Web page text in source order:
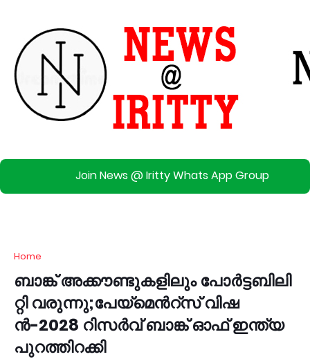
Join News @ Iritty Whats App Group
Home
ബാ​ങ്ക് അ​ക്കൗ​ണ്ടു​ക​ളി​ലും പോർ​ട്ട​ബി​ലി​
റ്റി വ​രു​ന്നു;പേ​യ്‌​മെ​ന്‍റ്സ് വി​ഷ​
ൻ-2028 റി​സ​ർ​വ് ബാ​ങ്ക് ഓ​ഫ് ഇ​ന്ത്യ
പു​റ​ത്തി​റ​ക്കി